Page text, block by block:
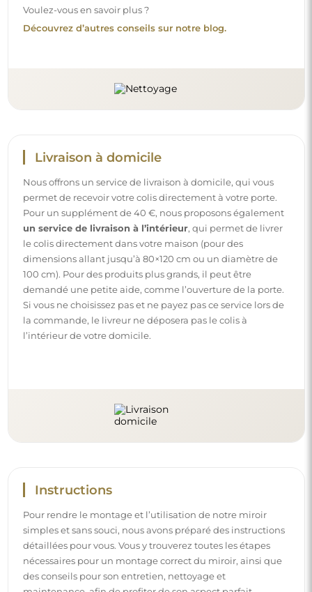
Voulez-vous en savoir plus ?
Découvrez d’autres conseils sur notre blog.
Livraison à domicile
Nous offrons un service de livraison à domicile, qui vous
permet de recevoir votre colis directement à votre porte.
Pour un supplément de 40 €, nous proposons également
un service de livraison à l’intérieur, qui permet de livrer
le colis directement dans votre maison (pour des
dimensions allant jusqu’à 80×120 cm ou un diamètre de
100 cm). Pour des produits plus grands, il peut être
demandé une petite aide, comme l’ouverture de la porte.
Si vous ne choisissez pas et ne payez pas ce service lors de
la commande, le livreur ne déposera pas le colis à
l’intérieur de votre domicile.
Instructions
Pour rendre le montage et l’utilisation de notre miroir
simples et sans souci, nous avons préparé des instructions
détaillées pour vous. Vous y trouverez toutes les étapes
nécessaires pour un montage correct du miroir, ainsi que
des conseils pour son entretien, nettoyage et